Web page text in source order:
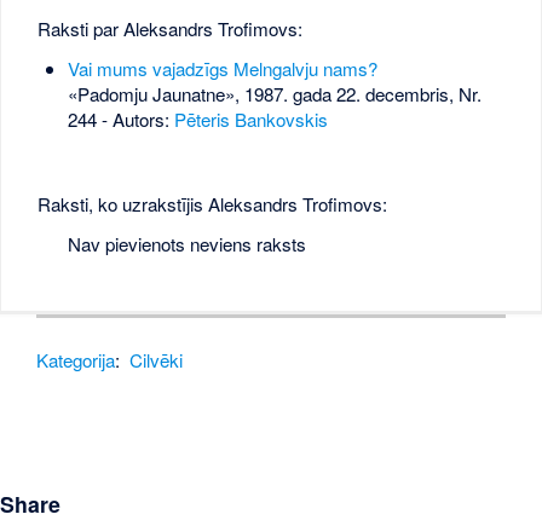
Raksti par Aleksandrs Trofimovs:
Vai mums vajadzīgs Melngalvju nams?
«Padomju Jaunatne», 1987. gada 22. decembris, Nr.
244- Autors: Pēteris Bankovskis
Raksti, ko uzrakstījis Aleksandrs Trofimovs:
Nav pievienots neviens raksts
Kategorija: Cilvēki
Share